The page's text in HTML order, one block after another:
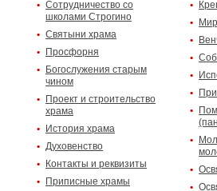
Сотрудничество со
школами Строгино
Святыни храма
Просфорня
Богослужения старым
чином
Проект и строительство
храма
История храма
Духовенство
Контакты и реквизиты
Приписные храмы